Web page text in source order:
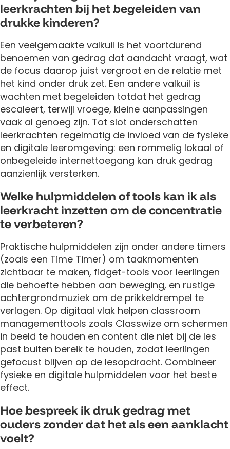
leerkrachten bij het begeleiden van
drukke kinderen?
Een veelgemaakte valkuil is het voortdurend
benoemen van gedrag dat aandacht vraagt, wat
de focus daarop juist vergroot en de relatie met
het kind onder druk zet. Een andere valkuil is
wachten met begeleiden totdat het gedrag
escaleert, terwijl vroege, kleine aanpassingen
vaak al genoeg zijn. Tot slot onderschatten
leerkrachten regelmatig de invloed van de fysieke
en digitale leeromgeving: een rommelig lokaal of
onbegeleide internettoegang kan druk gedrag
aanzienlijk versterken.
Welke hulpmiddelen of tools kan ik als
leerkracht inzetten om de concentratie
te verbeteren?
Praktische hulpmiddelen zijn onder andere timers
(zoals een Time Timer) om taakmomenten
zichtbaar te maken, fidget-tools voor leerlingen
die behoefte hebben aan beweging, en rustige
achtergrondmuziek om de prikkeldrempel te
verlagen. Op digitaal vlak helpen classroom
managementtools zoals Classwize om schermen
in beeld te houden en content die niet bij de les
past buiten bereik te houden, zodat leerlingen
gefocust blijven op de lesopdracht. Combineer
fysieke en digitale hulpmiddelen voor het beste
effect.
Hoe bespreek ik druk gedrag met
ouders zonder dat het als een aanklacht
voelt?